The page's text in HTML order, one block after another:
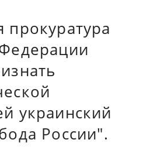
прокуратура
украинский
России".